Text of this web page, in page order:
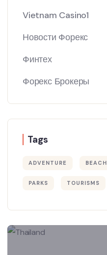
Vietnam Casino1
Новости Форекс
Финтех
Форекс Брокеры
Tags
ADVENTURE BEACH
PARKS TOURISMS